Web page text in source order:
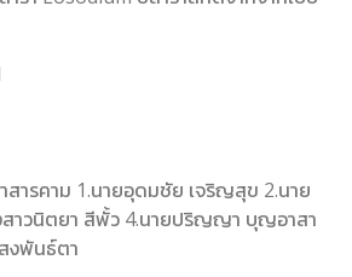
ารคาม 1.นายอุดมชัย เจริญสุข 2.นาย
สาวนิตยา สีพั้ว 4.นายปริญญา บุญอาสา
งพันธ์ตา